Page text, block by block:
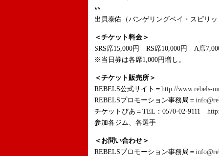
vs
出貝泰佑（バンゲリングベイ・スピリッ
＜チケット料金＞
SRS席15,000円 RS席10,000円 A席
※当日券は各席1,000円増し。
＜チケット販売所＞
REBELS公式サイト＝ http://www.rebels-
REBELSプロモーション事務局＝
チケットぴあ＝TEL：0570-02-9111
参加各ジム、各選手
＜お問い合わせ＞
REBELSプロモーション事務局＝